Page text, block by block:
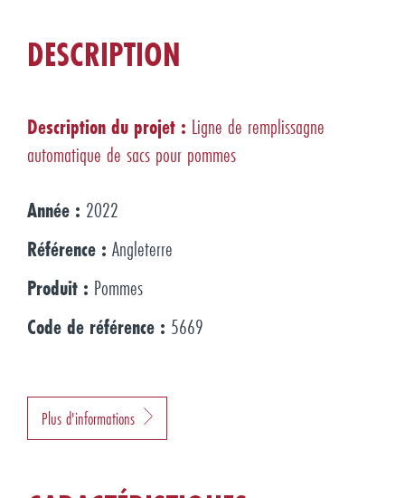
DESCRIPTION
Description du projet : Ligne de remplissagne
automatique de sacs pour pommes
Année : 2022
Référence : Angleterre
Produit : Pommes
Code de référence : 5669
Plus d'informations